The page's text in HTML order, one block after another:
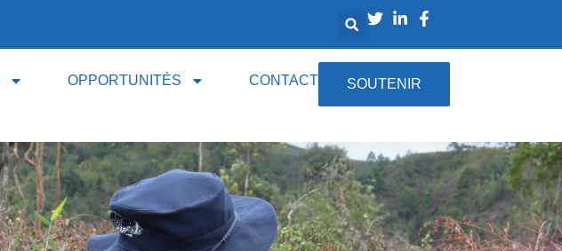
OPPORTUNITÉS CONTACT SOUTENIR